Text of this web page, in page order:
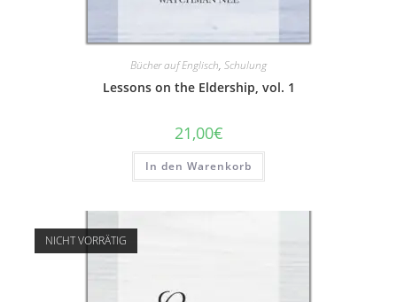
Bücher auf Englisch, Schulung
Lessons on the Eldership, vol. 1
21,00€
In den Warenkorb
NICHT VORRÄTIG